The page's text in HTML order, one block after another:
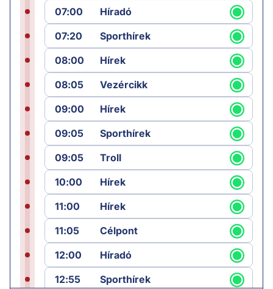
07:00
Híradó
07:20
Sporthírek
08:00
Hírek
08:05
Vezércikk
09:00
Hírek
09:05
Sporthírek
09:05
Troll
10:00
Hírek
11:00
Hírek
11:05
Célpont
12:00
Híradó
12:55
Sporthírek